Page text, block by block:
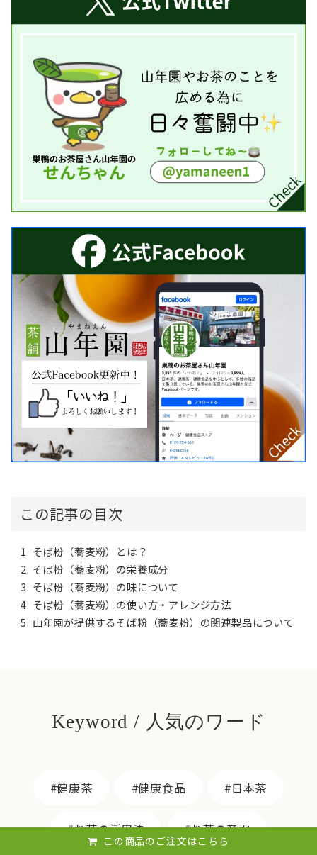
この記事の目次
そば粉（蕎麦粉）とは？
そば粉（蕎麦粉）の栄養成分
そば粉（蕎麦粉）の味について
そば粉（蕎麦粉）の使い方・アレンジ方法
山年園が提供するそば粉（蕎麦粉）の関連製品について
Keyword / 人気のワード
健康茶 健康食品 日本茶
お茶の活用法 お茶の産地
この商品のご注文はこちら